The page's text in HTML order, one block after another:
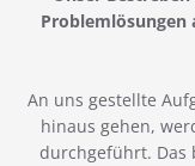
Problemlösungen
An uns gestellte
hinaus gehen,
durchgeführt. Das